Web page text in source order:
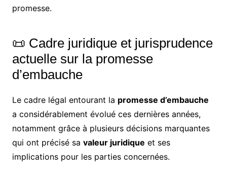
promesse.
📜 Cadre juridique et jurisprudence
actuelle sur la promesse
d’embauche
Le cadre légal entourant la promesse d’embauche
a considérablement évolué ces dernières années,
notamment grâce à plusieurs décisions marquantes
qui ont précisé sa valeur juridique et ses
implications pour les parties concernées.